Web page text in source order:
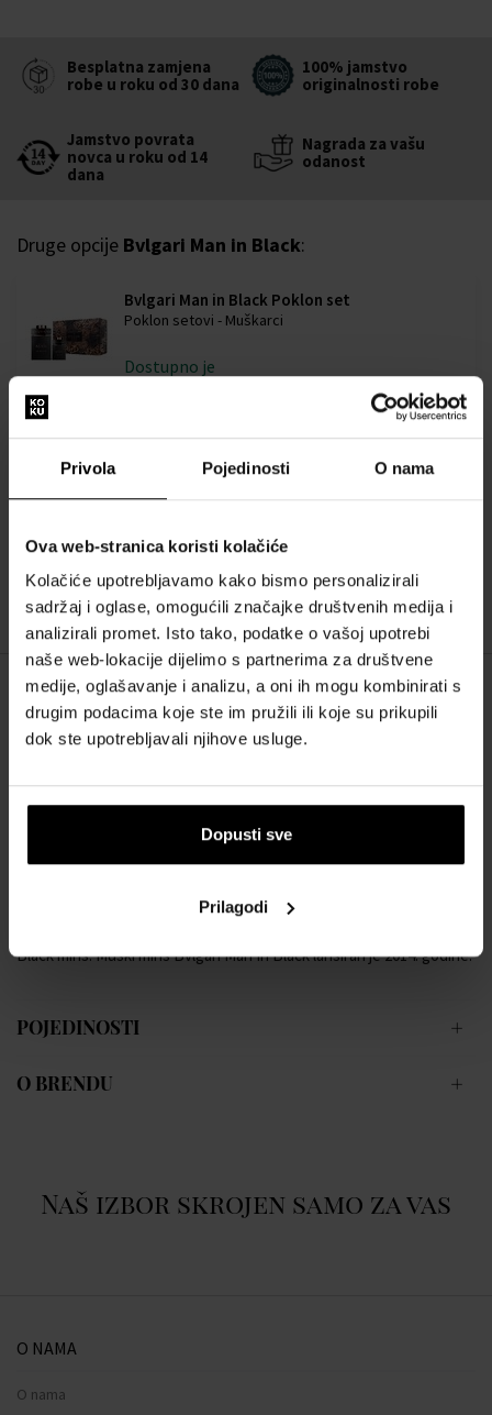
Privola Pojedinosti O nama
Ova web-stranica koristi kolačiće
Kolačiće upotrebljavamo kako bismo personalizirali
sadržaj i oglase, omogućili značajke društvenih medija i
analizirali promet. Isto tako, podatke o vašoj upotrebi
naše web-lokacije dijelimo s partnerima za društvene
medije, oglašavanje i analizu, a oni ih mogu kombinirati s
drugim podacima koje ste im pružili ili koje su prikupili
dok ste upotrebljavali njihove usluge.
Dopusti sve
Prilagodi
Besplatna zamjena
robe u roku od 30 dana
100% jamstvo
originalnosti robe
Jamstvo povrata
novca u roku od 14
dana
Nagrada za vašu
odanost
Druge opcije Bvlgari Man in Black:
Bvlgari Man in Black Poklon set
Poklon setovi - Muškarci
Dostupno je
104,00 €
Bvlgari Man In Black Parfemska voda - Tester
100ml - Parfemska voda - Tester - Muškarci
Dostupno je
76,00 €
OPIS
Snaga prirode i senzualnost kriju se u muškom mirisu Bvlgari Man In
osjetit ćete dašak pikantnih začina, nježnog cvijeća i intenzivne
kože. Sve je to začinjeno kapljicom ruma koja aromi daje jedinstvenu
kompoziciju. Rezultat je aromatični parfem koji vas prenosi u srce
Black miris. Muški miris Bvlgari Man In Black lansiran je 2014. godine.
POJEDINOSTI
O BRENDU
Naš izbor skrojen samo za vas
O NAMA
O nama